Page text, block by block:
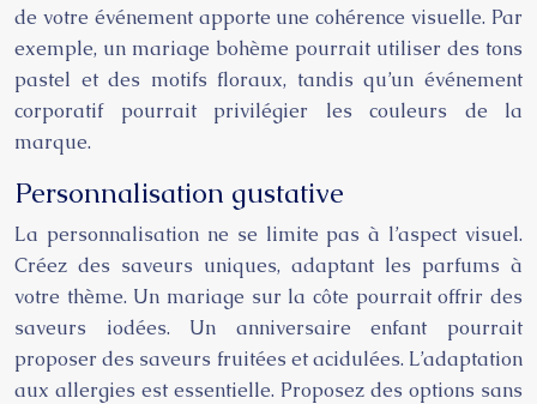
de votre événement apporte une cohérence visuelle. Par
exemple, un mariage bohème pourrait utiliser des tons
pastel et des motifs floraux, tandis qu’un événement
corporatif pourrait privilégier les couleurs de la
marque.
Personnalisation gustative
La personnalisation ne se limite pas à l’aspect visuel.
Créez des saveurs uniques, adaptant les parfums à
votre thème. Un mariage sur la côte pourrait offrir des
saveurs iodées. Un anniversaire enfant pourrait
proposer des saveurs fruitées et acidulées. L’adaptation
aux allergies est essentielle. Proposez des options sans